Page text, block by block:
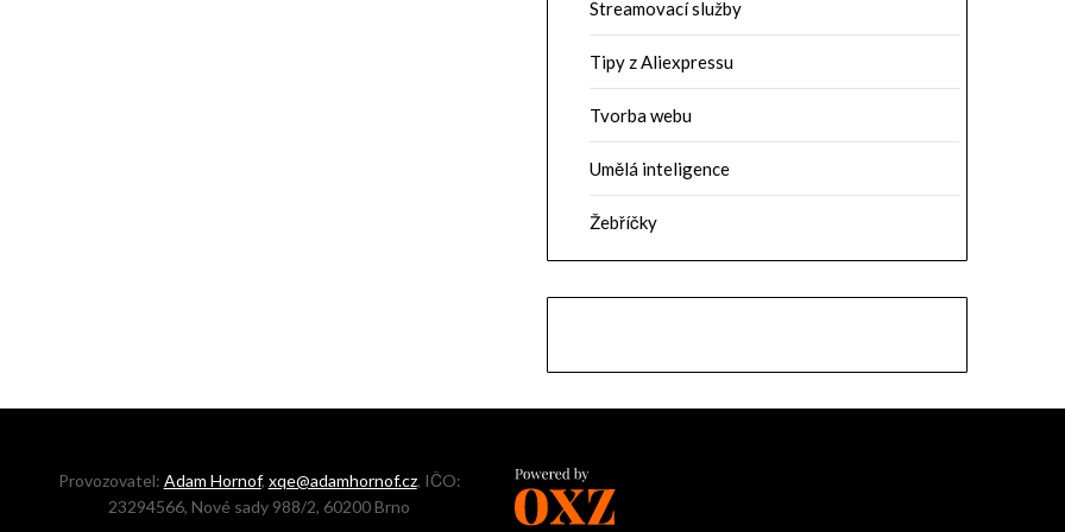
Streamovací služby
Tipy z Aliexpressu
Tvorba webu
Umělá inteligence
Žebříčky
Provozovatel: Adam Hornof, xqe@adamhornof.cz, IČO:
23294566, Nové sady 988/2, 60200 Brno